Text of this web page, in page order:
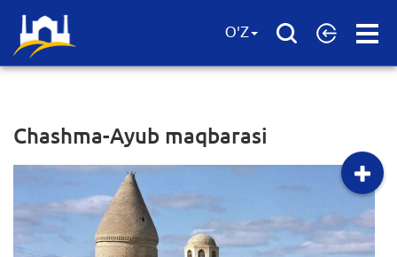
Open
O'Z
Chashma-Ayub maqbarasi